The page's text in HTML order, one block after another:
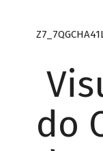
do